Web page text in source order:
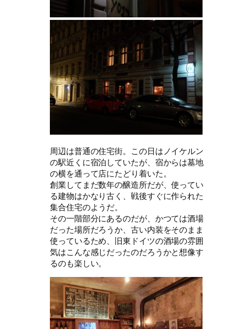
周辺は普通の住宅街。この日はノイケルン
の駅近くに宿泊していたが、宿からは墓地
の横を通って店にたどり着いた。
創業してまだ数年の醸造所だが、使ってい
る建物はかなり古く、戦後すぐに作られた
集合住宅のようだ。
その一階部分にあるのだが、かつては酒場
だった場所だろうか、古い内装をそのまま
使っているため、旧東ドイツの酒場の雰囲
気はこんな感じだったのだろうかと想像す
るのも楽しい。